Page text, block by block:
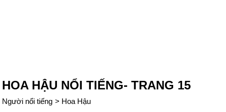
HOA HẬU NỔI TIẾNG- TRANG 15
Người nổi tiếng > Hoa Hậu